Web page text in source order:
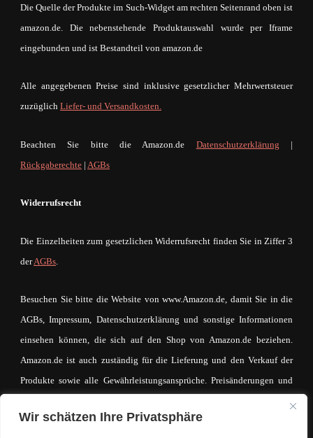
Wir schätzen Ihre Privatsphäre
Die Quelle der Produkte im Such-Widget am rechten Seitenrand oben ist
amazon.de. Die nebenstehende Produktauswahl wurde per Iframe
eingebunden und ist Bestandteil von amazon.de
Alle angegebenen Preise sind inklusive gesetzlicher Mehrwertsteuer
zuzüglich Liefer- und Versandkosten.
Beachten Sie bitte die Amazon.de Datenschutzerklärung |
Rückgaberechte | AGBs
Widerrufsrecht
Die Einzelheiten zum gesetzlichen Widerrufsrecht finden Sie in Ziffer 3
derAGBs
Besuchen Sie bitte die Website von www.Amazon.de, damit Sie in die
AGBs, Impressum, Datenschutzerklärung und sonstige Informationen
einsehen können, die sich auf den Shop von Amazon.de beziehen.
Amazon.de ist auch zuständig für die Lieferung und den Verkauf der
Produkte sowie alle Gewährleistungsansprüche. Preisänderungen und
Irrtümer sind vorbehalten. Der Betreiber von mein-mode-shop.com
macht sich den Inhalt des IFrames auf keinerlei Weise zueigen. Der